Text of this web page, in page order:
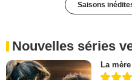
Saisons
Nouvelles séries
La